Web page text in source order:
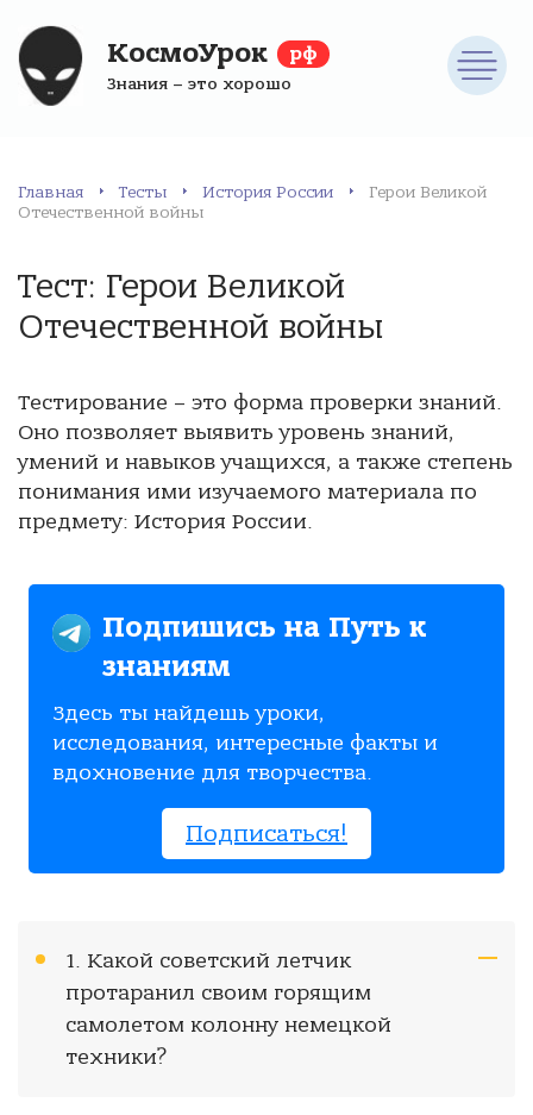
КосмоУрок рф
Знания – это хорошо
Главная Тесты История России
Герои Великой
Отечественной войны
Тест: Герои Великой
Отечественной войны
Тестирование – это форма проверки знаний.
Оно позволяет выявить уровень знаний,
умений и навыков учащихся, а также степень
понимания ими изучаемого материала по
предмету: История России.
Подпишись на Путь к
знаниям
Здесь ты найдешь уроки,
исследования, интересные факты и
вдохновение для творчества.
Подписаться!
1. Какой советский летчик
протаранил своим горящим
самолетом колонну немецкой
техники?